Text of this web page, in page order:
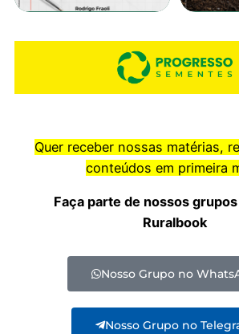
Quer receber nossas matérias,
conteúdos em primeira
Faça parte de nossos
Ruralbook
Nosso Grupo no
Nosso Grupo no